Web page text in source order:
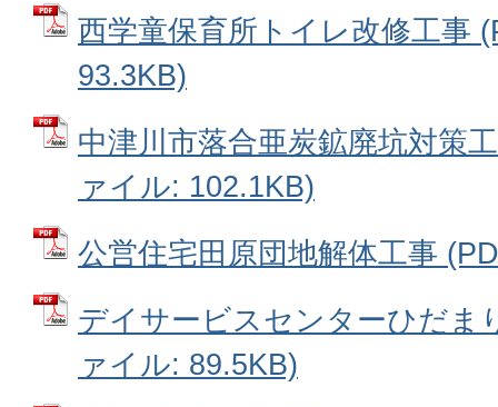
西学童保育所トイレ改修工事
93.3KB)
中津川市落合亜炭鉱廃坑対策
ァイル: 102.1KB)
公営住宅田原団地解体工事
デイサービスセンターひだま
ァイル: 89.5KB)